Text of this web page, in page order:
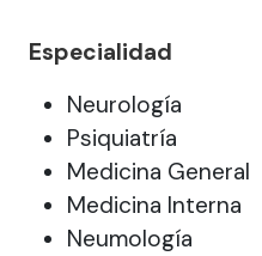
Especialidad
Neurología
Psiquiatría
Medicina General
Medicina Interna
Neumología